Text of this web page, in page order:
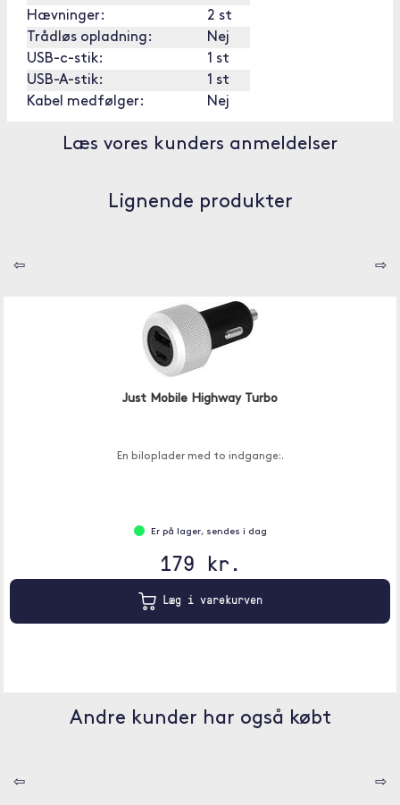
Hævninger:
2 st
Trådløs opladning:
Nej
USB-c-stik:
1 st
USB-A-stik:
1 st
Kabel medfølger:
Nej
Læs vores kunders anmeldelser
Lignende produkter
⇦ ⇨
Just Mobile Highway Turbo
En biloplader med to indgange:.
Er på lager, sendes i dag
179 kr.
Læg i varekurven
Andre kunder har også købt
⇦ ⇨